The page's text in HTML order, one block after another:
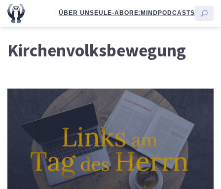
ÜBER UNSEULE-ABORE:MINDPODCASTS
Kirchenvolksbewegung